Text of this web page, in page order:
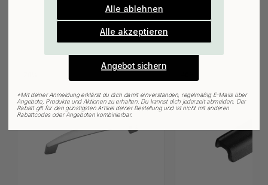
Alle ablehnen
Alle akzeptieren
Gültig bis zum 31. August
Angebot sichern
*Mit deiner Anmeldung erklärst du dich damit einverstanden, regelmäßig E-Mails über
Angebote, Produkte und Aktionen zu erhalten. Du kannst dich jederzeit abmelden. Der
Rabatt gilt für den günstigsten Artikel deiner Bestellung und ist nicht mit anderen
Rabattcodes oder Angeboten kombinierbar.